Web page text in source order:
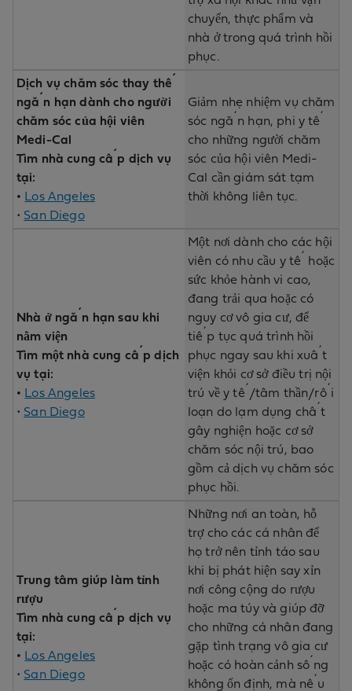
chuyển, thực phẩm và
nhà ở trong quá trình hồi
phục.
Dịch vụ chăm sóc thay thế
ngắn hạn dành cho người
chăm sóc của hội viên
Medi-Cal
Tìm nhà cung cấp dịch vụ
tại:
•
Los Angeles
• San Diego
Giảm nhẹ nhiệm vụ chăm
sóc ngắn hạn, phi y tế
cho những người chăm
sóc của hội viên Medi-
Cal cần giám sát tạm
thời không liên tục.
Nhà ở ngắn hạn sau khi
nằm viện
Tìm một nhà cung cấp dịch
vụ tại:
•
Los Angeles
• San Diego
Một nơi dành cho các hội
viên có nhu cầu y tế hoặc
sức khỏe hành vi cao,
đang trải qua hoặc có
nguy cơ vô gia cư, để
tiếp tục quá trình hồi
phục ngay sau khi xuất
viện khỏi cơ sở điều trị nội
trú về y tế/tâm thần/rối
loạn do lạm dụng chất
gây nghiện hoặc cơ sở
chăm sóc nội trú, bao
gồm cả dịch vụ chăm sóc
phục hồi.
Trung tâm giúp làm tỉnh
rượu
Tìm nhà cung cấp dịch vụ
tại:
•
Los Angeles
• San Diego
Những nơi an toàn, hỗ
trợ cho các cá nhân để
họ trở nên tỉnh táo sau
khi bị phát hiện say xỉn
nơi công cộng do rượu
hoặc ma túy và giúp đỡ
cho những cá nhân đang
gặp tình trạng vô gia cư
hoặc có hoàn cảnh sống
không ổn định, mà nếu